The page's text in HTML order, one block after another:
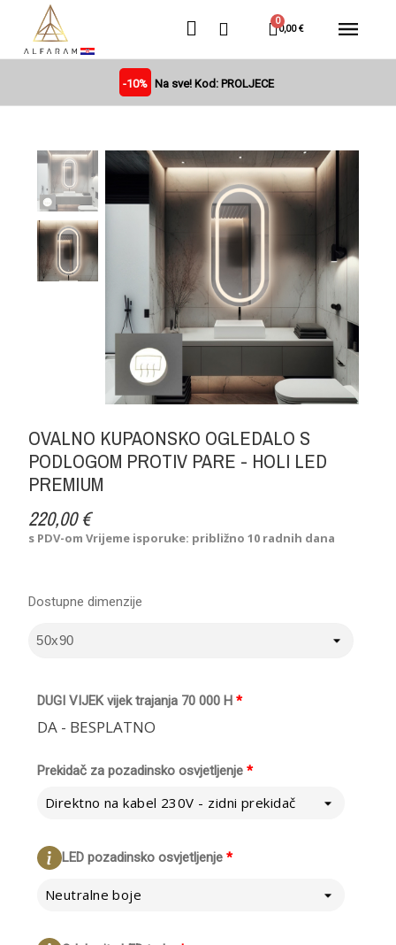
0,00 €
-10% Na sve! Kod: PROLJECE
OVALNO KUPAONSKO OGLEDALO S
PODLOGOM PROTIV PARE - HOLI LED
PREMIUM
220,00 €
s PDV-omVrijeme isporuke: približno 10 radnih dana
*
DUGI VIJEK vijek trajanja 70 000 H
DA - BESPLATNO
*
Prekidač za pozadinsko osvjetljenje
Direktno na kabel 230V - zidni prekidač
*
LED pozadinsko osvjetljenje
Neutralne boje
Dostupne dimenzije